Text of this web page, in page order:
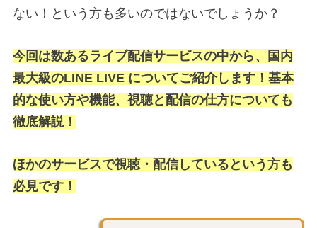
ない！という方も多いのではないでしょうか？
今回は数あるライブ配信サービスの中から、国内
最大級のLINE LIVE についてご紹介します！基本
的な使い方や機能、視聴と配信の仕方についても
徹底解説！
ほかのサービスで視聴・配信しているという方も
必見です！